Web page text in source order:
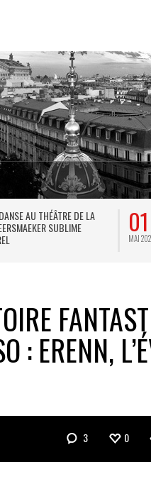
AU THÉÂTRE DE LA
SUBLIME
01
MAI
: ERENN,
3 0